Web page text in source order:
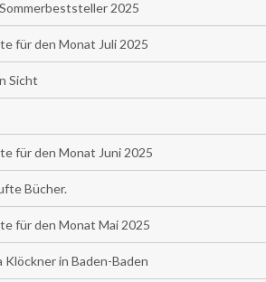
2025
für den Monat Juli 2025
Sicht
für den Monat Juni 2025
Bücher.
für den Monat Mai 2025
Klöckner in Baden-Baden